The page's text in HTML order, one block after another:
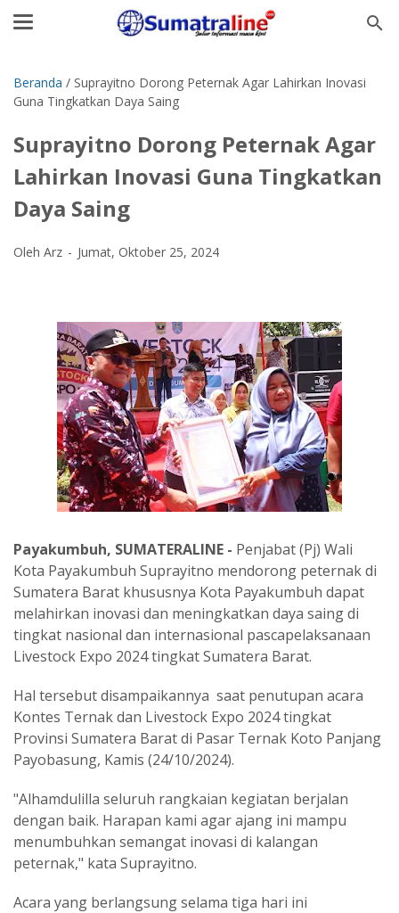
Beranda / Suprayitno Dorong Peternak Agar Lahirkan Inovasi
Guna Tingkatkan Daya Saing
Suprayitno Dorong Peternak Agar
Lahirkan Inovasi Guna Tingkatkan
Daya Saing
Oleh Arz Jumat, Oktober 25, 2024
Payakumbuh, SUMATERALINE - Penjabat (Pj) Wali
Kota Payakumbuh Suprayitno mendorong peternak di
Sumatera Barat khususnya Kota Payakumbuh dapat
melahirkan inovasi dan meningkatkan daya saing di
tingkat nasional dan internasional pascapelaksanaan
Livestock Expo 2024 tingkat Sumatera Barat.
Hal tersebut disampaikannya saat penutupan acara
Kontes Ternak dan Livestock Expo 2024 tingkat
Provinsi Sumatera Barat di Pasar Ternak Koto Panjang
Payobasung, Kamis (24/10/2024).
"Alhamdulilla seluruh rangkaian kegiatan berjalan
dengan baik. Harapan kami agar ajang ini mampu
menumbuhkan semangat inovasi di kalangan
peternak," kata Suprayitno.
Acara yang berlangsung selama tiga hari ini